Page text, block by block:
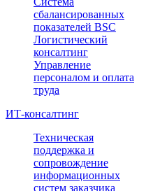
сбалансированных
показателей BSC
Логистический
консалтинг
Управление
персоналом и оплата
труда
ИТ-консалтинг
Техническая
поддержка и
сопровождение
информационных
систем заказчика